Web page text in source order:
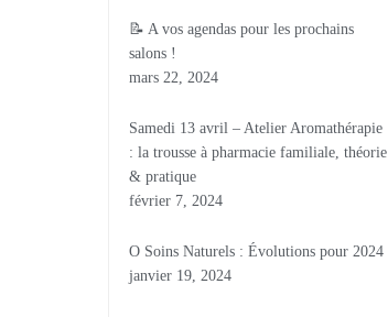
📝 A vos agendas pour les prochains
salons !
mars 22, 2024
Samedi 13 avril – Atelier Aromathérapie
: la trousse à pharmacie familiale, théorie
& pratique
février 7, 2024
O Soins Naturels : Évolutions pour 2024
janvier 19, 2024